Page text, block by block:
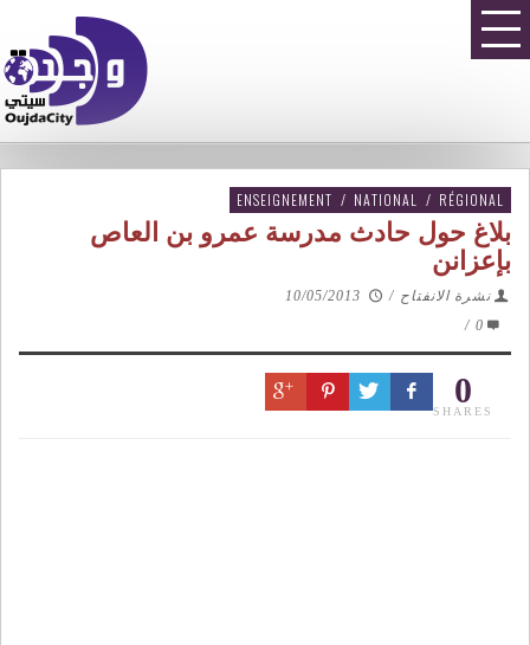
ENSEIGNEMENT / NATIONAL / RÉGIONAL
بلاغ حول حادث مدرسة عمرو بن العاص
بإعزانن
نشرة الانفتاح /
10/05/2013
0
/
0
SHARES